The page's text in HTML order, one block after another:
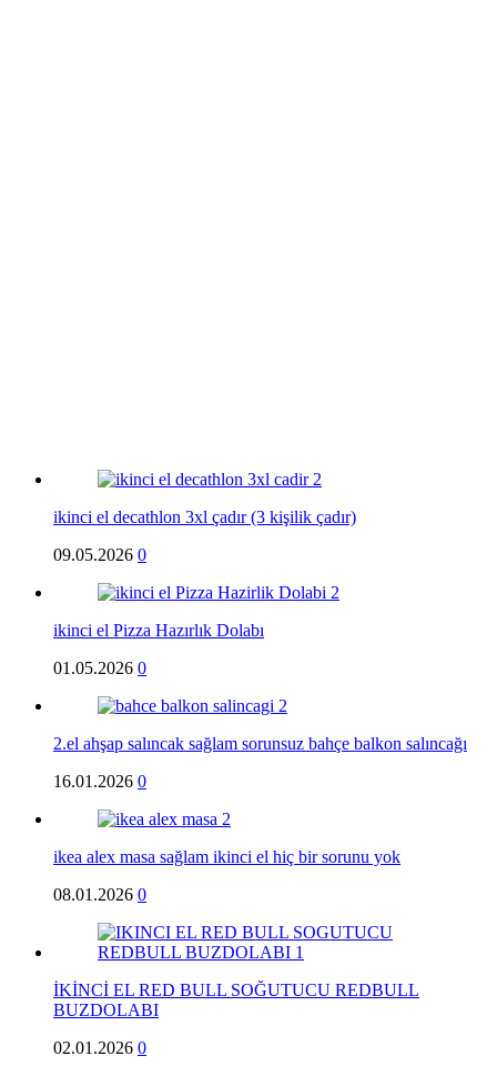
ikinci el decathlon 3xl çadır (3 kişilik çadır)
09.05.2026 0
ikinci el Pizza Hazırlık Dolabı
01.05.2026 0
2.el ahşap salıncak sağlam sorunsuz bahçe balkon salıncağı
16.01.2026 0
ikea alex masa sağlam ikinci el hiç bir sorunu yok
08.01.2026 0
İKİNCİ EL RED BULL SOĞUTUCU REDBULL
BUZDOLABI
02.01.2026 0